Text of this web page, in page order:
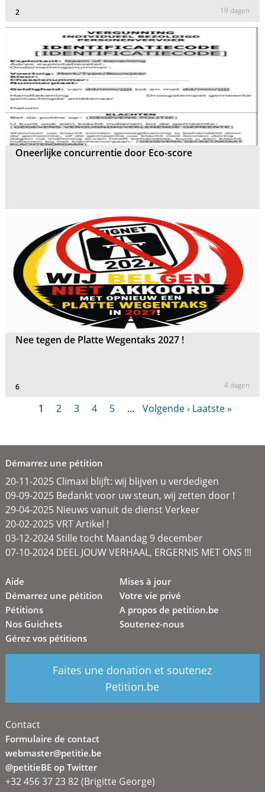
2 19 dagen
Oneerlijke concurrentie door Eco-score
Nee tegen de Platte Wegentaks 2027 !
6 4 dagen
1 2 3 4 5 … Volgende › Laatste »
Démarrez une pétition
20-11-2025 Climaxi blijft: wij blijven u verdedigen
09-09-2025 Bedankt voor uw steun, wij zetten door !
29-04-2025 Nieuws vanuit de dienst Verkeer
20-02-2025 VRT Artikel !
03-12-2024 Stille tocht Maandag 9 december
07-10-2024 DEEL JOUW VERHAAL, ERGERNIS MET ONS !!!
Aide
Démarrez une pétition
Pétitions
Nos Guichets
Gérez vos pétitions
Mises à jour
Votre vie privé
A propos de petition.be
Soutenez-nous
Faites une donation et soutenez
Petition.be
Contact
Formulaire de contact
webmaster@petitie.be
@petitieBE op Twitter
+32 456 37 23 82 (Brigitte George)